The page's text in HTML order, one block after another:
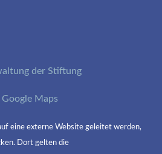
der Stiftung
Maps
eine externe Website geleitet werden,
Dort gelten die